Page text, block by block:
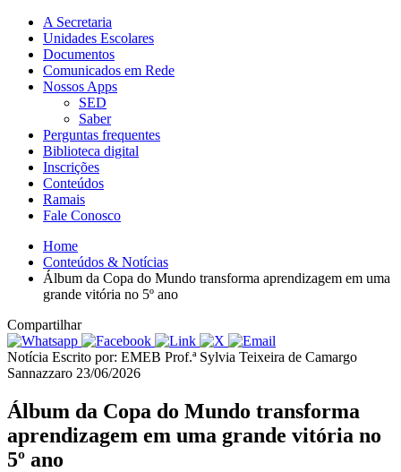
A Secretaria
Unidades Escolares
Documentos
Comunicados em Rede
Nossos Apps
SED
Saber
Perguntas frequentes
Biblioteca digital
Inscrições
Conteúdos
Ramais
Fale Conosco
Home
Conteúdos & Notícias
Álbum da Copa do Mundo transforma aprendizagem em uma
grande vitória no 5º ano
Compartilhar
Notícia Escrito por: EMEB Prof.ª Sylvia Teixeira de Camargo
Sannazzaro 23/06/2026
Álbum da Copa do Mundo transforma
aprendizagem em uma grande vitória no
5º ano